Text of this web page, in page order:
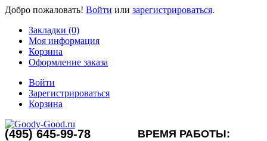
Добро пожаловать! Войти или зарегистрироваться.
Закладки (0)
Моя информация
Корзина
Оформление заказа
Войти
Зарегистрироваться
Корзина
(495) 645-99-78 ВРЕМЯ РАБОТЫ: